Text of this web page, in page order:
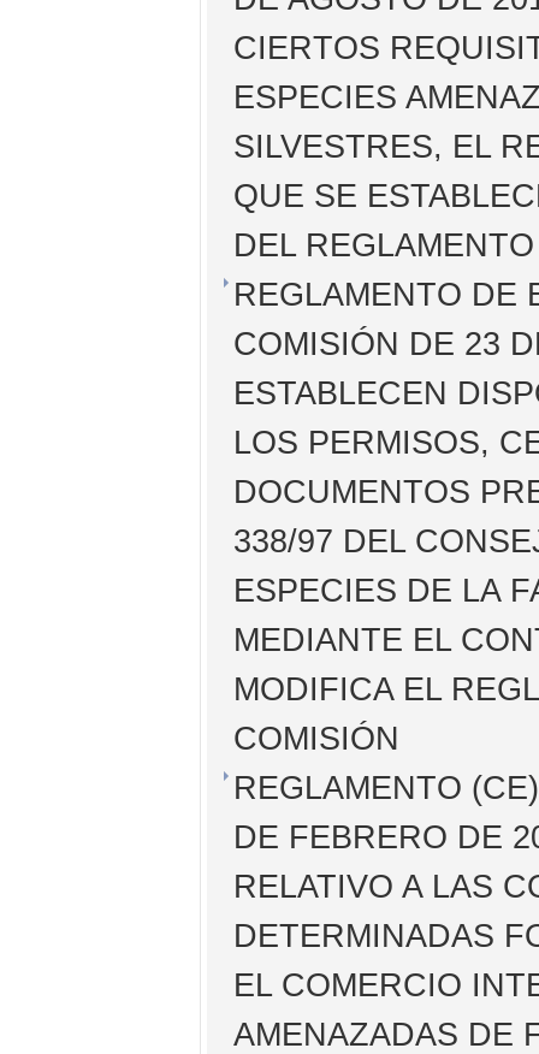
CIERTOS
ESPECIES
SILVESTRES, EL
QUE SE
DEL
REGLAMENTO DE
COMISIÓN DE 23
ESTABLECEN
LOS PERMISOS,
DOCUMENTOS
338/97 DEL
ESPECIES DE LA
MEDIANTE EL
MODIFICA EL
COMISIÓN
REGLAMENTO
DE FEBRERO DE
RELATIVO A LAS
DETERMINADAS
EL COMERCIO
AMENAZADAS DE